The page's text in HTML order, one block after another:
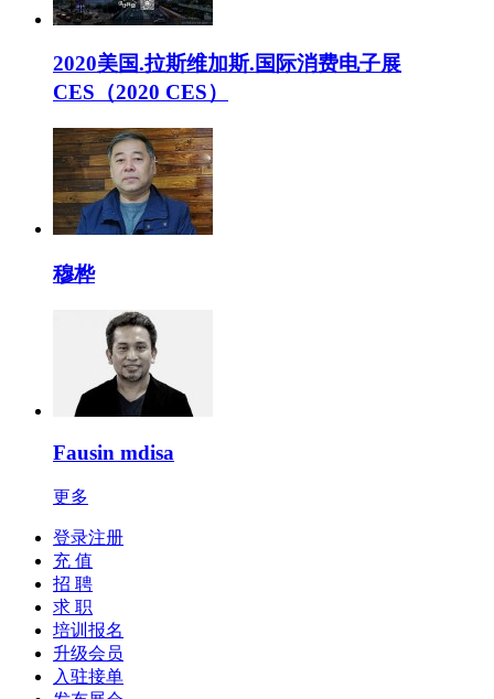
2020美国.拉斯维加斯.国际消费电子展
CES（2020 CES）
穆桦
Fausin mdisa
更多
登录注册
充 值
招 聘
求 职
培训报名
升级会员
入驻接单